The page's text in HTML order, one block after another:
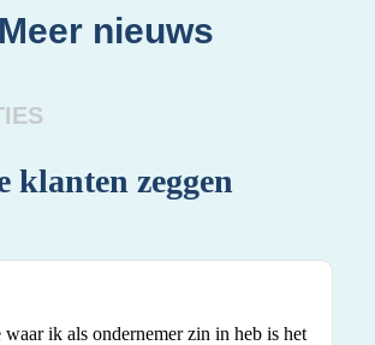
Meer nieuws
klanten zeggen
waar ik als ondernemer zin in heb is het